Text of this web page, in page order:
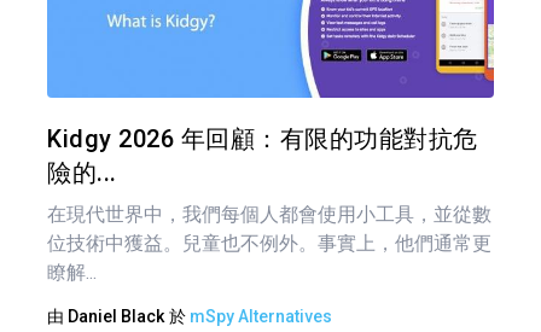
Kidgy 2026 年回顧：有限的功能對抗危
險的...
在現代世界中，我們每個人都會使用小工具，並從數
位技術中獲益。兒童也不例外。事實上，他們通常更
瞭解...
由 Daniel Black 於 mSpy Alternatives
導
覽